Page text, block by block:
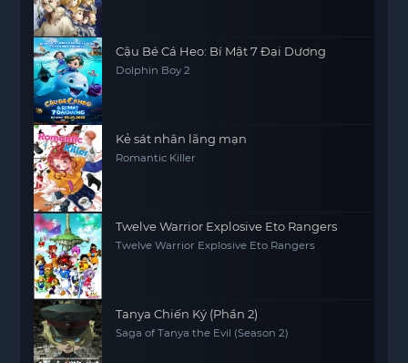
Cậu Bé Cá Heo: Bí Mật 7 Đại Dương
Dolphin Boy 2
Kẻ sát nhân lãng mạn
Romantic Killer
Twelve Warrior Explosive Eto Rangers
Twelve Warrior Explosive Eto Rangers
Tanya Chiến Ký (Phần 2)
Saga of Tanya the Evil (Season 2)